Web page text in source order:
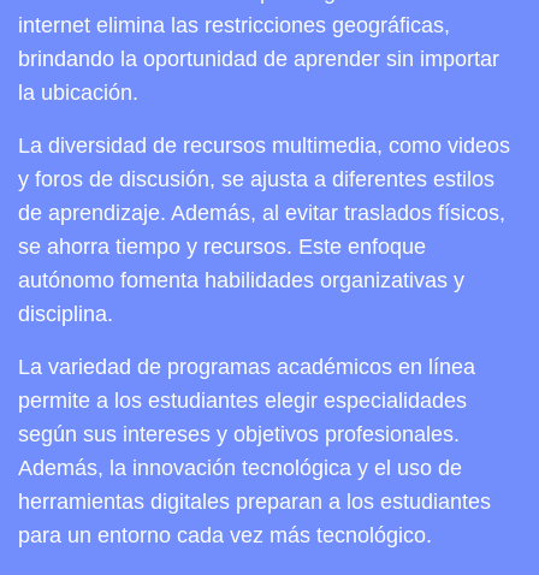
internet elimina las restricciones geográficas,
brindando la oportunidad de aprender sin importar
la ubicación.
La diversidad de recursos multimedia, como videos
y foros de discusión, se ajusta a diferentes estilos
de aprendizaje. Además, al evitar traslados físicos,
se ahorra tiempo y recursos. Este enfoque
autónomo fomenta habilidades organizativas y
disciplina.
La variedad de programas académicos en línea
permite a los estudiantes elegir especialidades
según sus intereses y objetivos profesionales.
Además, la innovación tecnológica y el uso de
herramientas digitales preparan a los estudiantes
para un entorno cada vez más tecnológico.